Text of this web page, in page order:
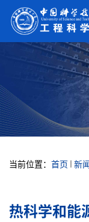
当前位置： 首页 新
热科学和能